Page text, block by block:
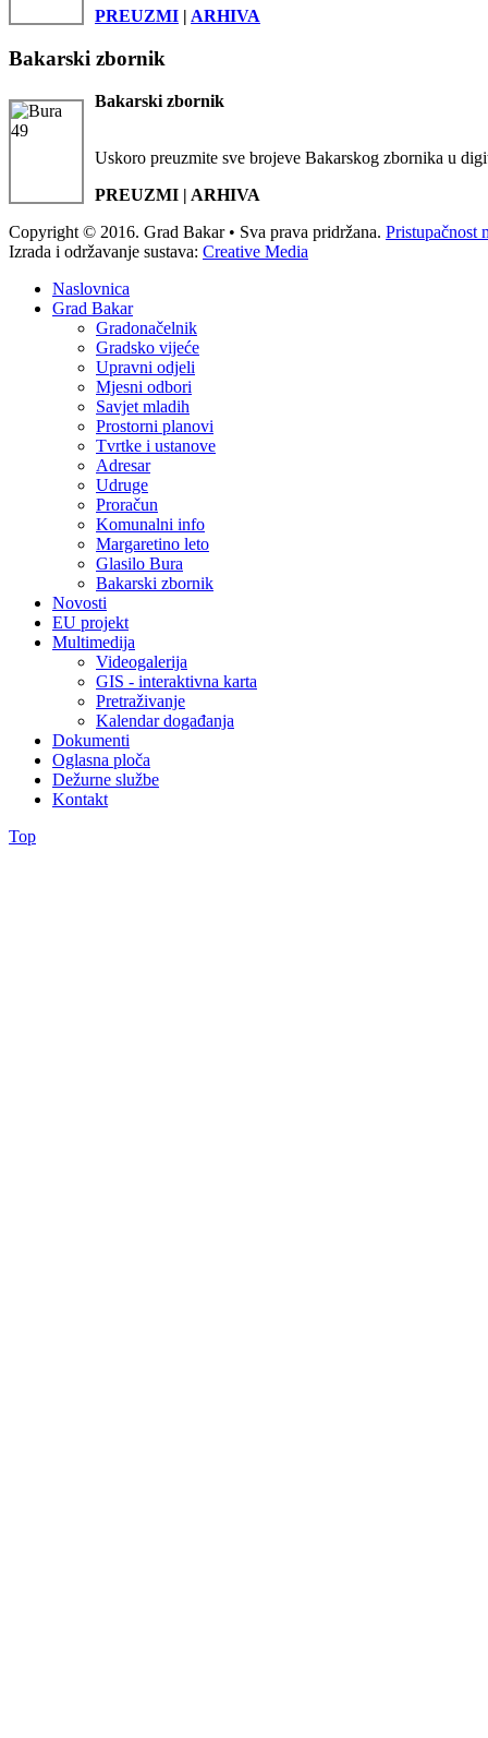
PREUZMI | ARHIVA
Bakarski zbornik
Bakarski zbornik
Uskoro preuzmite sve brojeve Bakarskog zbornika u
PREUZMI | ARHIVA
Copyright © 2016. Grad Bakar • Sva prava pridržana. Pristupačnost
Izrada i održavanje sustava: Creative Media
Naslovnica
Grad Bakar
Gradonačelnik
Gradsko vijeće
Upravni odjeli
Mjesni odbori
Savjet mladih
Prostorni planovi
Tvrtke i ustanove
Adresar
Udruge
Proračun
Komunalni info
Margaretino leto
Glasilo Bura
Bakarski zbornik
Novosti
EU projekt
Multimedija
Videogalerija
GIS - interaktivna karta
Pretraživanje
Kalendar događanja
Dokumenti
Oglasna ploča
Dežurne službe
Kontakt
Top